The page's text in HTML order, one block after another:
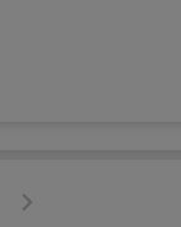
Następna strona